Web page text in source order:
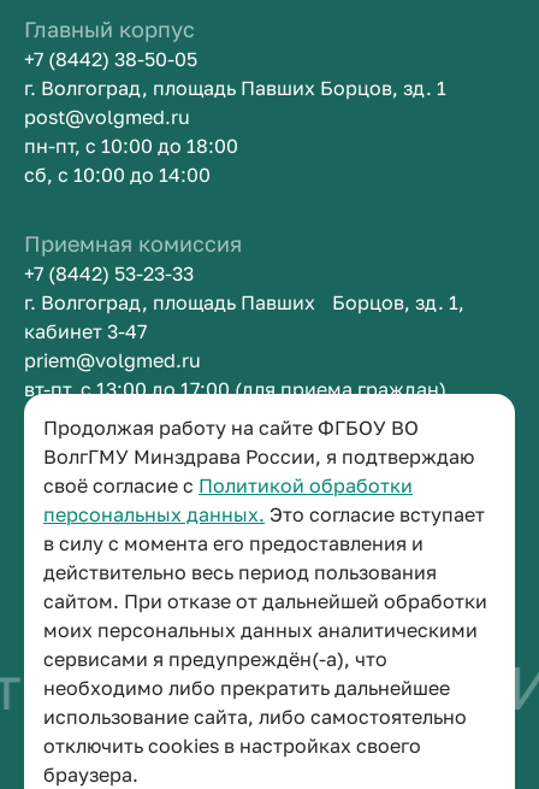
Продолжая работу на сайте ФГБОУ ВО
ВолгГМУ Минздрава России, я подтверждаю
своё согласие с Политикой обработки
персональных данных. Это согласие вступает
в силу с момента его предоставления и
действительно весь период пользования
сайтом. При отказе от дальнейшей обработки
моих персональных данных аналитическими
сервисами я предупреждён(-а), что
необходимо либо прекратить дальнейшее
использование сайта, либо самостоятельно
отключить cookies в настройках своего
браузера.
Главный корпус
+7 (8442) 38-50-05
г. Волгоград, площадь Павших Борцов, зд. 1
post@volgmed.ru
пн-пт, с 10:00 до 18:00
сб, с 10:00 до 14:00
Приемная комиссия
+7 (8442) 53-23-33
г. Волгоград, площадь Павших Борцов, зд. 1,
кабинет 3-47
priem@volgmed.ru
вт-пт, с 13:00 до 17:00 (для приема граждан)
Приемная ректора
+7 (8442) 38-50-05
г. Волгоград, площадь Павших Борцов, зд. 1,
кабинет 3-11
post@volgmed.ru
пн-пт, с 08.30 до 17.00 (перерыв с 12.30 до 13.00)
быть врачом
© 2026 Волгоградский государственный медицинский университет